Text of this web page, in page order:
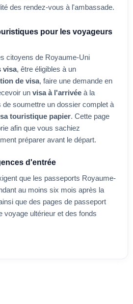
des rendez-vous à l'ambassade.
pour les voyageurs
citoyens de Royaume-Uni
visa, être éligibles à un
de visa, faire une demande en
un visa à l'arrivée à la
de soumettre un dossier complet à
touristique papier. Cette page
afin que vous sachiez
préparer avant le départ.
d'entrée
que les passeports Royaume-
au moins six mois après la
que des pages de passeport
voyage ultérieur et des fonds